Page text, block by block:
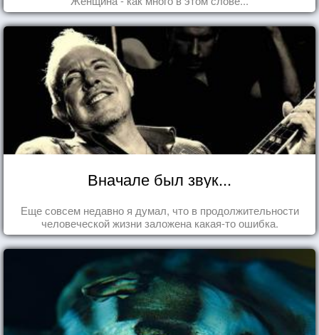
Вначале был звук...
Еще совсем недавно я думал, что в продолжительности
человеческой жизни заложена какая-то ошибка.